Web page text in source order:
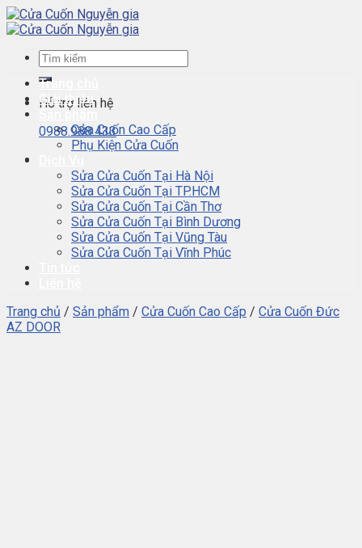
Skip
to
Hỗ trợ liên hệ
0988.988.433
Trang chủ
Giới thiệu
Sản phẩm
Cửa Cuốn Cao Cấp
Phụ Kiện Cửa Cuốn
Sửa Cửa Cuốn Tại Hà Nội
Sửa Cửa Cuốn Tại TP.HCM
Sửa Cửa Cuốn Tại Cần Thơ
Sửa Cửa Cuốn Tại Bình Dương
Sửa Cửa Cuốn Tại Vũng Tàu
Sửa Cửa Cuốn Tại Vĩnh Phúc
Trang chủ / Sản phẩm / Cửa Cuốn Cao Cấp / Cửa Cuốn Đức
AZ DOOR